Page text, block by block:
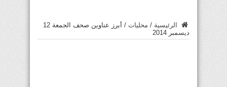
الرئيسية / محليات /
أبرز عناوين صحف الجمعة 12
ديسمبر 2014